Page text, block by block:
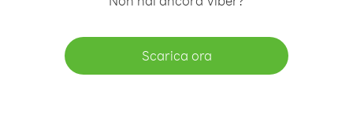
Scarica ora